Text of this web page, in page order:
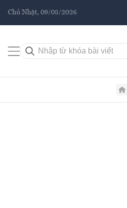
Chủ Nhật, 09/08/2026